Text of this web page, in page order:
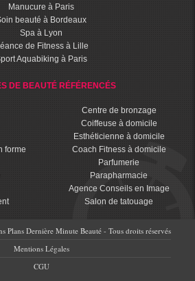
Manucure à Paris
beauté à Bordeaux
Spa à Lyon
de Fitness à Lille
Aquabiking à Paris
DE BEAUTÉ RÉFÉRENCÉS
forme
Centre de bronzage
Coiffeuse à domicile
Esthéticienne à domicile
Coach Fitness à domicile
Parfumerie
Parapharmacie
Agence Conseils en Image
Salon de tatouage
Plans Dernière Minute Beauté - Tous droits réservés
Mentions Légales
CGU